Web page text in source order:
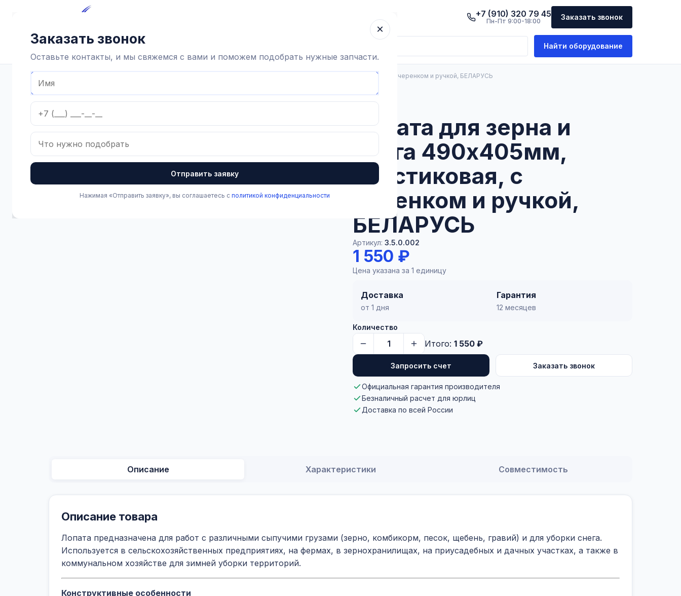
Контакты +7 (910) 320 79 45
Пн-Пт 9:00-18:00 Заказать звонок
Найти оборудование
Лопата для зерна и снега 490х405мм, пластиковая, с черенком и ручкой, БЕЛАРУСЬ
Лопата для зерна и
снега 490х405мм,
пластиковая, с
черенком и ручкой,
БЕЛАРУСЬ
Артикул: 3.5.0.002
1 550 ₽
Цена указана за 1 единицу
Доставка
от 1 дня
Гарантия
12 месяцев
Количество
Итого: 1 550 ₽
Запросить счет Заказать звонок
Официальная гарантия производителя
Безналичный расчет для юрлиц
Доставка по всей России
Описание Характеристики Совместимость
Описание товара
Лопата предназначена для работ с различными сыпучими грузами (зерно, комбикорм, песок, щебень, гравий) и для уборки снега.
Используется в сельскохозяйственных предприятиях, на фермах, в зернохранилищах, на приусадебных и дачных участках, а также в
коммунальном хозяйстве для зимней уборки территорий.
Конструктивные особенности
×
Заказать звонок
Оставьте контакты, и мы свяжемся с вами и поможем подобрать нужные запчасти.
Отправить заявку
Нажимая «Отправить заявку», вы соглашаетесь с политикой конфиденциальности